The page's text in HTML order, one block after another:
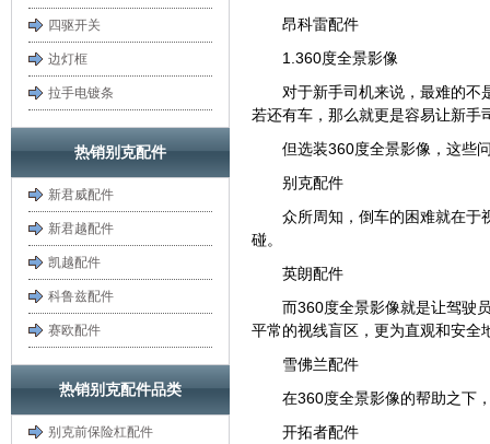
四驱开关
边灯框
拉手电镀条
热销别克配件
新君威配件
新君越配件
凯越配件
科鲁兹配件
赛欧配件
热销别克配件品类
别克前保险杠配件
昂科雷配件
1.360度全景影像
对于新手司机来说，最难的不
若还有车，那么就更是容易让新手
但选装360度全景影像，这些
别克配件
众所周知，倒车的困难就在于
碰。
英朗配件
而360度全景影像就是让驾驶
平常的视线盲区，更为直观和安全
雪佛兰配件
在360度全景影像的帮助之下
开拓者配件